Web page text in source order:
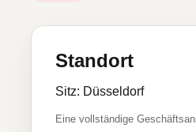
Standort
Sitz: Düsseldorf
Eine vollständige